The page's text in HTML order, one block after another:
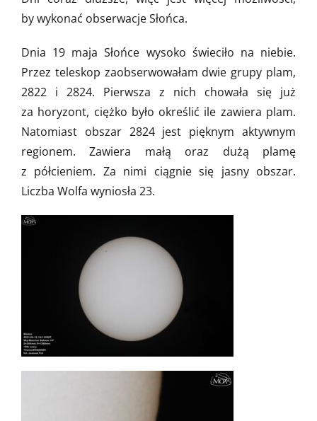
by wykonać obserwacje Słońca.
Dnia 19 maja Słońce wysoko świeciło na niebie.
Przez teleskop zaobserwowałam dwie grupy plam,
2822 i 2824. Pierwsza z nich chowała się już
za horyzont, ciężko było określić ile zawiera plam.
Natomiast obszar 2824 jest pięknym aktywnym
regionem. Zawiera małą oraz dużą plamę
z półcieniem. Za nimi ciągnie się jasny obszar.
Liczba Wolfa wyniosła 23.